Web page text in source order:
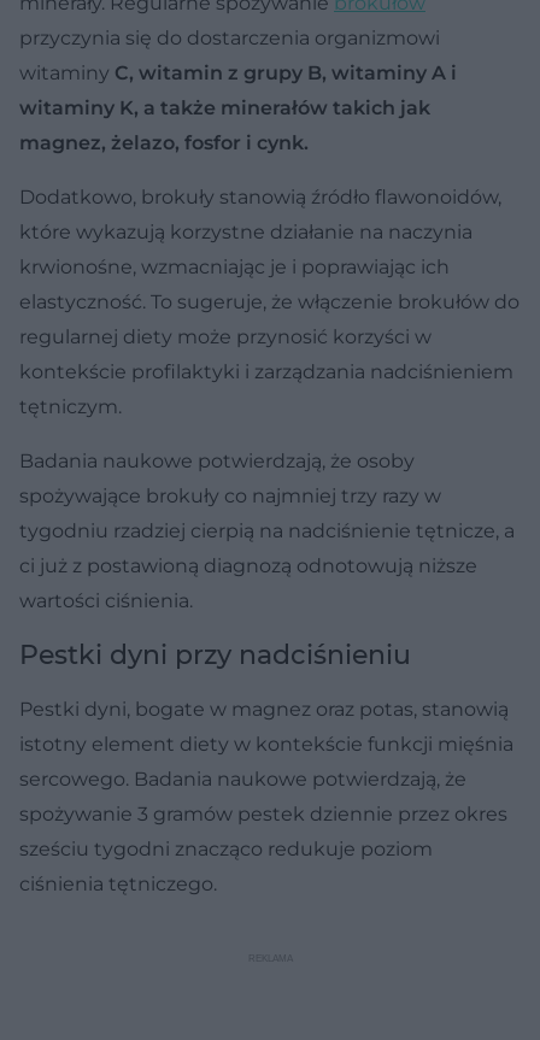
przyczynia się do dostarczenia organizmowi
witaminy C, witamin z grupy B, witaminy A i
witaminy K, a także minerałów takich jak
magnez, żelazo, fosfor i cynk.
Dodatkowo, brokuły stanowią źródło flawonoidów,
które wykazują korzystne działanie na naczynia
krwionośne, wzmacniając je i poprawiając ich
elastyczność. To sugeruje, że włączenie brokułów do
regularnej diety może przynosić korzyści w
kontekście profilaktyki i zarządzania nadciśnieniem
tętniczym.
Badania naukowe potwierdzają, że osoby
spożywające brokuły co najmniej trzy razy w
tygodniu rzadziej cierpią na nadciśnienie tętnicze, a
ci już z postawioną diagnozą odnotowują niższe
wartości ciśnienia.
Pestki dyni przy nadciśnieniu
Pestki dyni, bogate w magnez oraz potas, stanowią
istotny element diety w kontekście funkcji mięśnia
sercowego. Badania naukowe potwierdzają, że
spożywanie 3 gramów pestek dziennie przez okres
sześciu tygodni znacząco redukuje poziom
ciśnienia tętniczego.